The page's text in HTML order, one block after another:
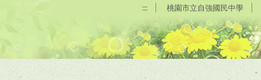
::: 桃園市立自強國民中學